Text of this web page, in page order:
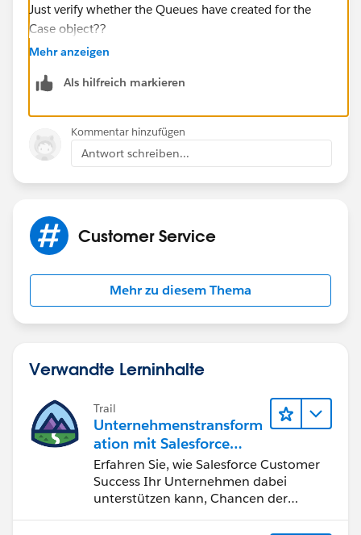
Just verify whether the Queues have created for the
Case object??
Mehr anzeigen
Als hilfreich markieren
Kommentar hinzufügen
Antwort schreiben...
Customer Service
Mehr zu diesem Thema
Verwandte Lerninhalte
Trail
Unternehmenstransform
ation mit Salesforce
Customer Success
Erfahren Sie, wie Salesforce Customer
Success Ihr Unternehmen dabei
unterstützen kann, Chancen der